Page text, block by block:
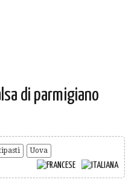
di parmigiano
Uova